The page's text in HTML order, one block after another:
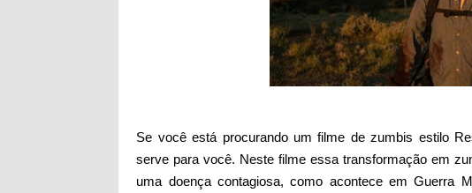
Se você está procurando um filme de zumbis estilo
serve para você. Neste filme essa transformação em
uma doença contagiosa, como acontece em Guerra